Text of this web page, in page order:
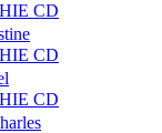
CD
CD
CD